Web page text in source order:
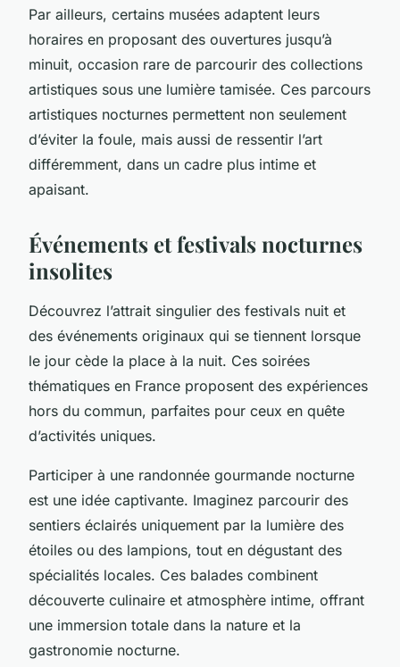
Par ailleurs, certains musées adaptent leurs
horaires en proposant des ouvertures jusqu’à
minuit, occasion rare de parcourir des collections
artistiques sous une lumière tamisée. Ces parcours
artistiques nocturnes permettent non seulement
d’éviter la foule, mais aussi de ressentir l’art
différemment, dans un cadre plus intime et
apaisant.
Événements et festivals nocturnes
insolites
Découvrez l’attrait singulier des festivals nuit et
des événements originaux qui se tiennent lorsque
le jour cède la place à la nuit. Ces soirées
thématiques en France proposent des expériences
hors du commun, parfaites pour ceux en quête
d’activités uniques.
Participer à une randonnée gourmande nocturne
est une idée captivante. Imaginez parcourir des
sentiers éclairés uniquement par la lumière des
étoiles ou des lampions, tout en dégustant des
spécialités locales. Ces balades combinent
découverte culinaire et atmosphère intime, offrant
une immersion totale dans la nature et la
gastronomie nocturne.